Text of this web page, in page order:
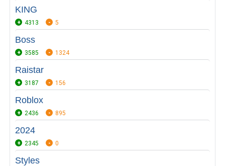
KING
4313 5
Boss
3585 1324
Raistar
3187 156
Roblox
2436 895
2024
2345 0
Styles